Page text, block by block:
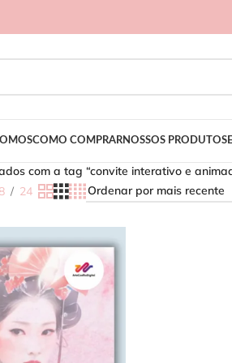
COMO COMPRARNOSSOS PRODUTOS
com a tag “convite interativo e
24